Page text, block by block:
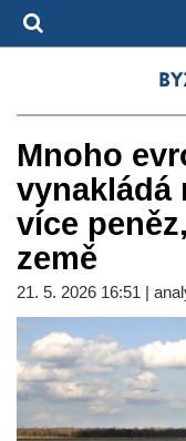
Mnoho
vynakládá
více
země
21. 5. 2026 16:51 |